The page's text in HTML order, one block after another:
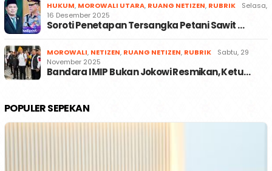
HUKUM, MOROWALI UTARA, RUANG NETIZEN, RUBRIK
Selasa,
16 Desember 2025
Soroti Penetapan Tersangka Petani Sawit …
MOROWALI, NETIZEN, RUANG NETIZEN, RUBRIK
Sabtu, 29
November 2025
Bandara IMIP Bukan Jokowi Resmikan, Ketu…
POPULER SEPEKAN